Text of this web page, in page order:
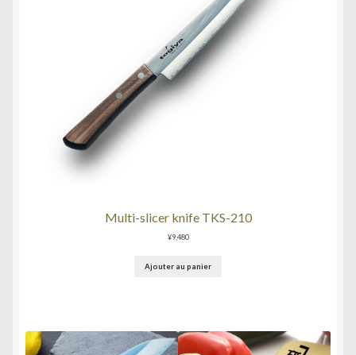
Multi-slicer knife TKS-210
¥9,480
Ajouter au panier